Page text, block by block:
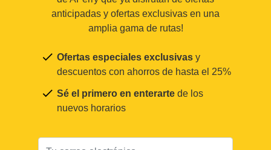
anticipadas y ofertas exclusivas en una
amplia gama de rutas!
Ofertas especiales exclusivas y
descuentos con ahorros de hasta el 25%
Sé el primero en enterarte de los
nuevos horarios